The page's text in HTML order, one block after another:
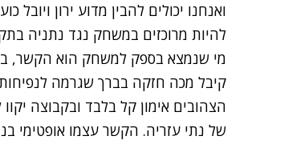
ואנחנו יכולים להבין מדוע ירון
להיות מרוכזים במשחק נגד נתניה
מי שנמצא בספק למשחק הוא הקשר,
קיבל מכה חזקה בברך שגרמה
הצהובים אימון קל בלבד ובקבוצה
של נתי עזריה. הקשר עצמו אופטימי